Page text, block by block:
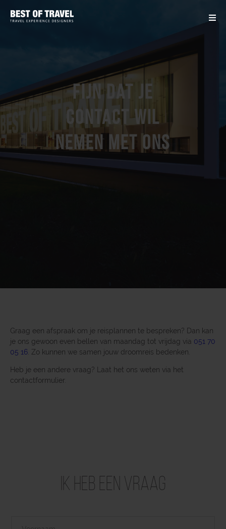
Fijn dat je
contact wil
nemen met ons
Graag een afspraak om je reisplannen te bespreken? Dan kan
je ons gewoon even bellen van maandag tot vrijdag via 051 70
05 16 . Zo kunnen we samen jouw droomreis bedenken.
Heb je een andere vraag? Laat het ons weten via het
contactformulier.
Ik heb een vraag